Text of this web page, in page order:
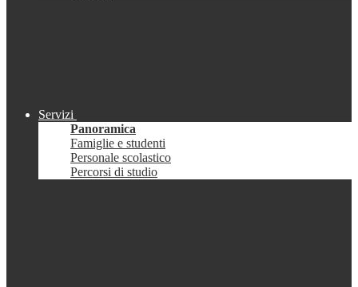
Servizi
Panoramica
Famiglie e studenti
Personale scolastico
Percorsi di studio